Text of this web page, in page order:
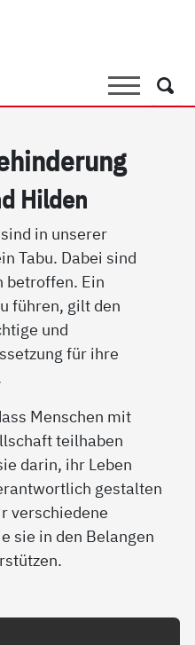
SucheSuche
Hil­den
in unserer
Tabu. Dabei sind
betroffen. Ein
führen, gilt den
und
für ihre
Menschen mit
teilhaben
darin, ihr Leben
gestalten
verschiedene
sie in den Belangen